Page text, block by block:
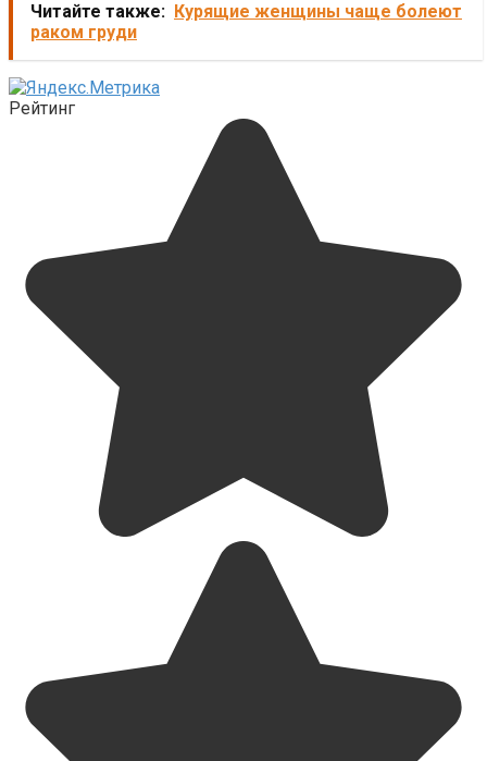
Читайте также: Курящие женщины чаще болеют
раком груди
Рейтинг